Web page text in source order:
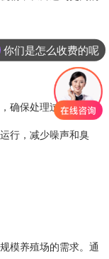
确保处理过程的稳定
行，减少噪声和臭
模养殖场的需求。通
现在有优惠活动吗